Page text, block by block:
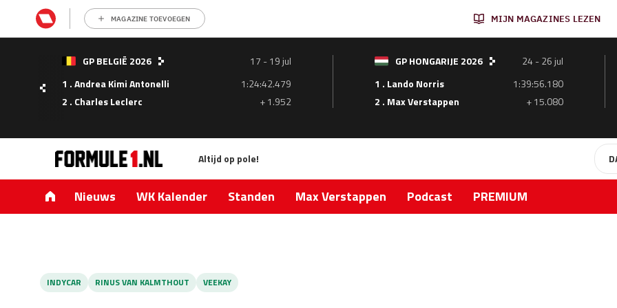
MAGAZINE TOEVOEGEN MIJN MAGAZINES LEZEN
GP BELGIË 2026
17 - 19 jul
1 . Andrea Kimi Antonelli
1:24:42.479
2 . Charles Leclerc
+ 1.952
GP HONGARIJE 2026
24 - 26 jul
1 . Lando Norris
1:39:56.180
2 . Max Verstappen
+ 15.080
Altijd op pole!
Nieuws WK Kalender Standen Max Verstappen Podcast PREMIUM
INDYCAR RINUS VAN KALMTHOUT VEEKAY